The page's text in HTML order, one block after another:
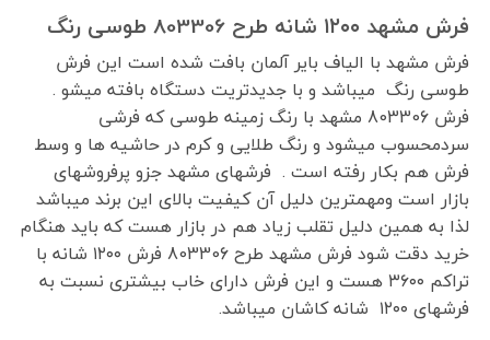
فرش مشهد ۱۲۰۰ شانه طرح 803306 طوسی رنگ
فرش مشهد با الیاف بایر آلمان بافت شده است این فرش
طوسی رنگ میباشد و با جدیدتریت دستگاه بافته میشو .
فرش 803306 مشهد با رنگ زمینه طوسی که فرشی
سردمحسوب میشود و رنگ طلایی و کرم در حاشیه ها و وسط
فرش هم بکار رفته است . فرشهای مشهد جزو پرفروشهای
بازار است ومهمترین دلیل آن کیفیت بالای این برند میباشد
لذا به همین دلیل تقلب زیاد هم در بازار هست که باید هنگام
خرید دقت شود فرش مشهد طرح 803306 فرش ۱۲۰۰ شانه با
تراکم ۳۶۰۰ هست و این فرش دارای خاب بیشتری نسبت به
فرشهای ۱۲۰۰ شانه کاشان میباشد.